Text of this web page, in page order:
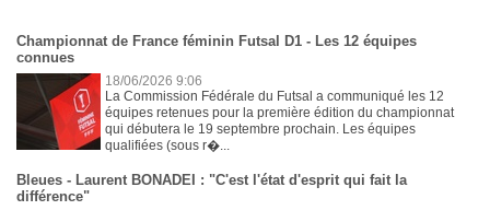
Championnat de France féminin Futsal D1 - Les 12 équipes
connues
18/06/2026 9:06
La Commission Fédérale du Futsal a communiqué les 12
équipes retenues pour la première édition du championnat
qui débutera le 19 septembre prochain. Les équipes
qualifiées (sous r�...
Bleues - Laurent BONADEI : "C'est l'état d'esprit qui fait la
différence"